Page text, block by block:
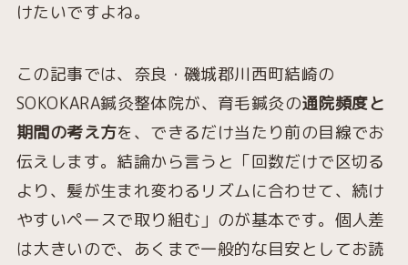
けたいですよね。
この記事では、奈良・磯城郡川西町結崎の
SOKOKARA鍼灸整体院が、育毛鍼灸の通院頻度と
期間の考え方を、できるだけ当たり前の目線でお
伝えします。結論から言うと「回数だけで区切る
より、髪が生まれ変わるリズムに合わせて、続け
やすいペースで取り組む」のが基本です。個人差
は大きいので、あくまで一般的な目安としてお読